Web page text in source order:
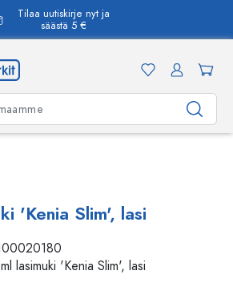
Tilaa uutiskirje nyt ja
säästä 5 €
'Kenia Slim', lasi